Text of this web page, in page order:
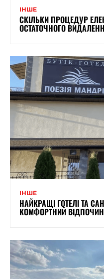
ІНШЕ
СКІЛЬКИ ПРОЦЕДУР
ОСТАТОЧНОГО
ІНШЕ
НАЙКРАЩІ ГОТЕЛІ ТА
КОМФОРТНИЙ